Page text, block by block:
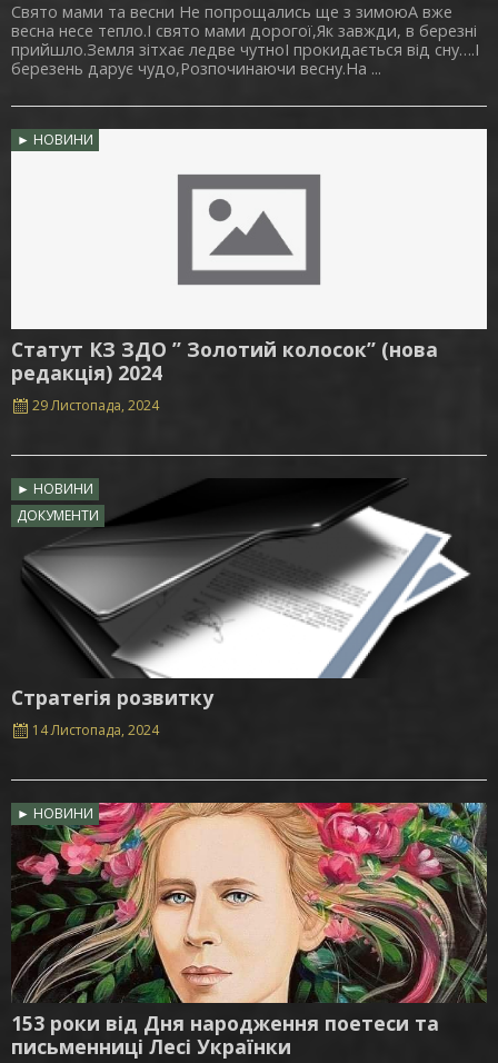
Свято мами та весни Не попрощались ще з зимоюА вже
весна несе тепло.І свято мами дорогої,Як завжди, в березні
прийшло.Земля зітхає ледве чутноІ прокидається від сну….І
березень дарує чудо,Розпочинаючи весну.На ...
► НОВИНИ
Статут КЗ ЗДО ” Золотий колосок” (нова
редакція) 2024
29 Листопада, 2024
► НОВИНИ
ДОКУМЕНТИ
Стратегія розвитку
14 Листопада, 2024
► НОВИНИ
153 роки від Дня народження поетеси та
письменниці Лесі Українки